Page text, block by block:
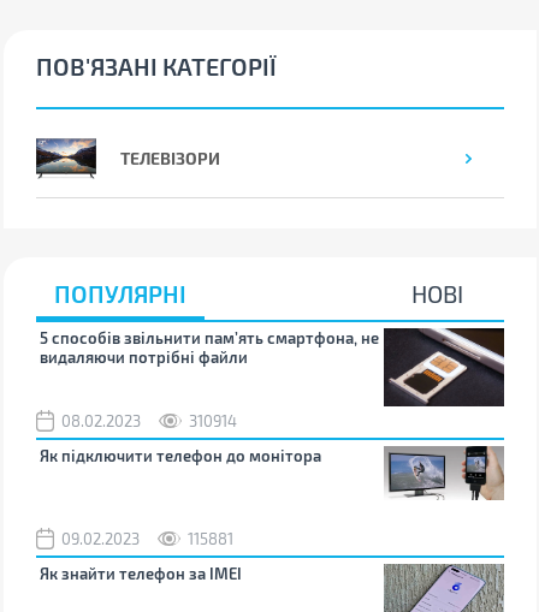
ПОВ'ЯЗАНІ КАТЕГОРІЇ
ТЕЛЕВІЗОРИ
ПОПУЛЯРНІ НОВІ
5 способів звільнити пам’ять смартфона, не
видаляючи потрібні файли
08.02.2023
310914
Як підключити телефон до монітора
09.02.2023
115881
Як знайти телефон за IMEI